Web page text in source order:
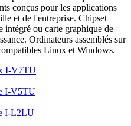
conçus pour les applications
et de l'entreprise. Chipset
intégré ou carte graphique de
Ordinateurs assemblés sur
Linux et Windows.
I-V7TU
I-V5TU
I-L2LU